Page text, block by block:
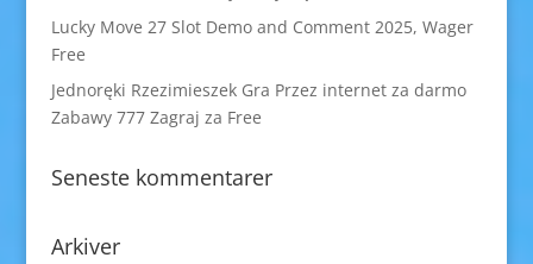
Lucky Move 27 Slot Demo and Comment 2025, Wager
Free
Jednoręki Rzezimieszek Gra Przez internet za darmo
Zabawy 777 Zagraj za Free
Seneste kommentarer
Arkiver